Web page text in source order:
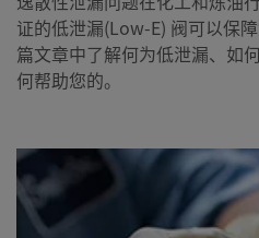
证的低泄漏(Low-E) 阀可以保
篇文章中了解何为低泄漏、如
何帮助您的。